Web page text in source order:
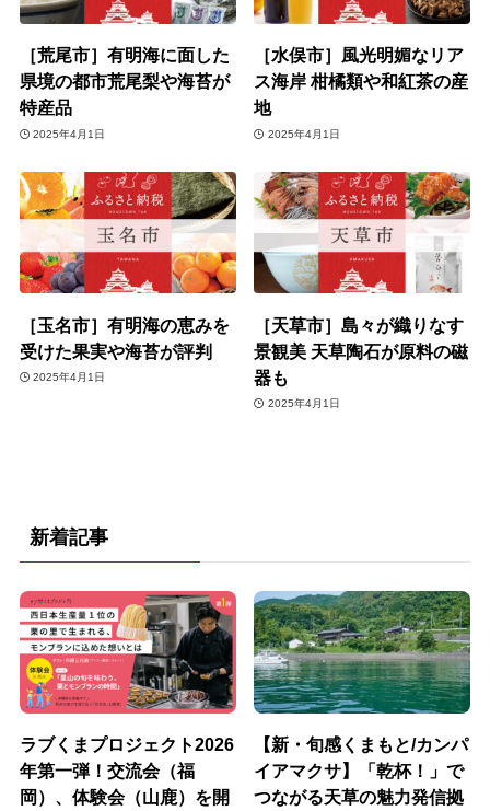
［荒尾市］有明海に面した
県境の都市荒尾梨や海苔が
特産品
2025年4月1日
［水俣市］風光明媚なリア
ス海岸 柑橘類や和紅茶の産
地
2025年4月1日
［玉名市］有明海の恵みを
受けた果実や海苔が評判
2025年4月1日
［天草市］島々が織りなす
景観美 天草陶石が原料の磁
器も
2025年4月1日
新着記事
ラブくまプロジェクト2026
年第一弾！交流会（福
岡）、体験会（山鹿）を開
【新・旬感くまもと/カンパ
イアマクサ】「乾杯！」で
つながる天草の魅力発信拠